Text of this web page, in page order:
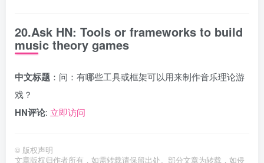
20.Ask HN: Tools or frameworks to build
music theory games
中文标题 ：问：有哪些工具或框架可以用来制作音乐理论游
戏？
HN评论: 立即访问
© 版权声明
文章版权归作者所有，如需转载请保留出处。部分文章为转载，如侵